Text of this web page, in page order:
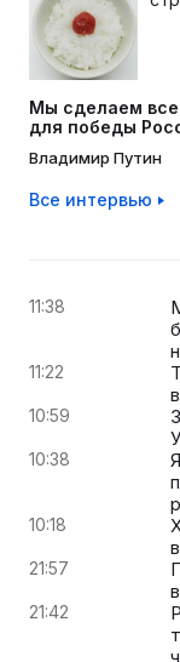
Мы сделаем все
для победы
Владимир Путин
Все интервью
11:38
11:22
10:59
10:38
10:18
21:57
21:42